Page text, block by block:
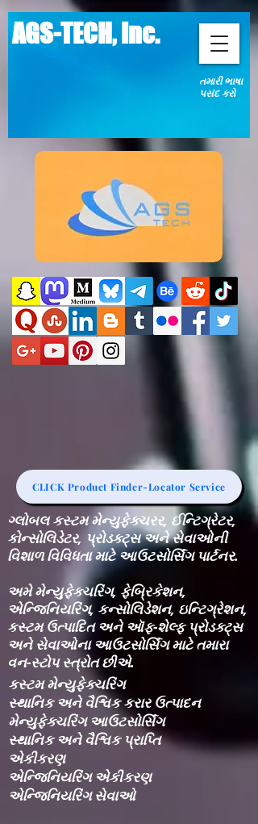
AGS-TECH, Inc.
તમારી ભાષા
પસંદ કરો
CLICK Product Finder-Locator Service
ગ્લોબલ કસ્ટમ મેન્યુફેક્ચરર, ઈન્ટિગ્રેટર,
કોન્સોલિડેટર, પ્રોડક્ટ્સ અને સેવાઓની
વિશાળ વિવિધતા માટે આઉટસોર્સિંગ પાર્ટનર.
અમે મેન્યુફેક્ચરિંગ, ફેબ્રિકેશન,
એન્જિનિયરિંગ, કન્સોલિડેશન, ઇન્ટિગ્રેશન,
કસ્ટમ ઉત્પાદિત અને ઑફ-શેલ્ફ પ્રોડક્ટ્સ
અને સેવાઓના આઉટસોર્સિંગ માટે તમારા
વન-સ્ટોપ સ્ત્રોત છીએ.
કસ્ટમ મેન્યુફેક્ચરિંગ
સ્થાનિક અને વૈશ્વિક કરાર ઉત્પાદન
મેન્યુફેક્ચરિંગ આઉટસોર્સિંગ
સ્થાનિક અને વૈશ્વિક પ્રાપ્તિ
એકીકરણ​
એન્જિનિયરિંગ એકીકરણ​
એન્જિનિયરિંગ સેવાઓ